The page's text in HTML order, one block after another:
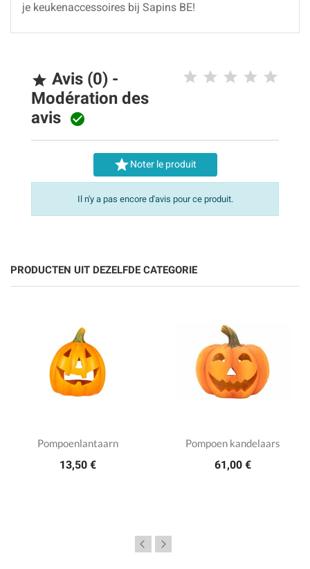
je keukenaccessoires bij Sapins BE!
 Avis (0) -
Modération des
avis 
Noter le produit
Il n'y a pas encore d'avis pour ce produit.
PRODUCTEN UIT DEZELFDE CATEGORIE
Pompoenlantaarn
13,50 €
Pompoen kandelaars
61,00 €